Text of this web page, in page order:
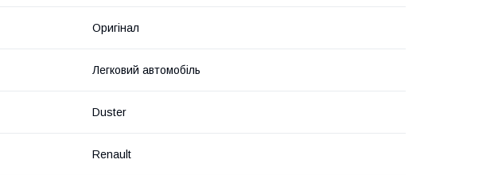
Оригінал
Легковий автомобіль
Duster
Renault